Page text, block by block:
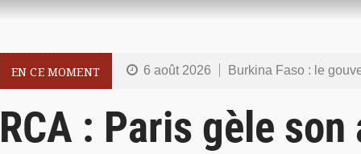
EN CE MOMENT 6 août 2026 Burkina Faso : le gouvernement met en demeure
5 août 2026 Commémoration du 5 août : Ibrahim Traoré
RCA : Paris gèle